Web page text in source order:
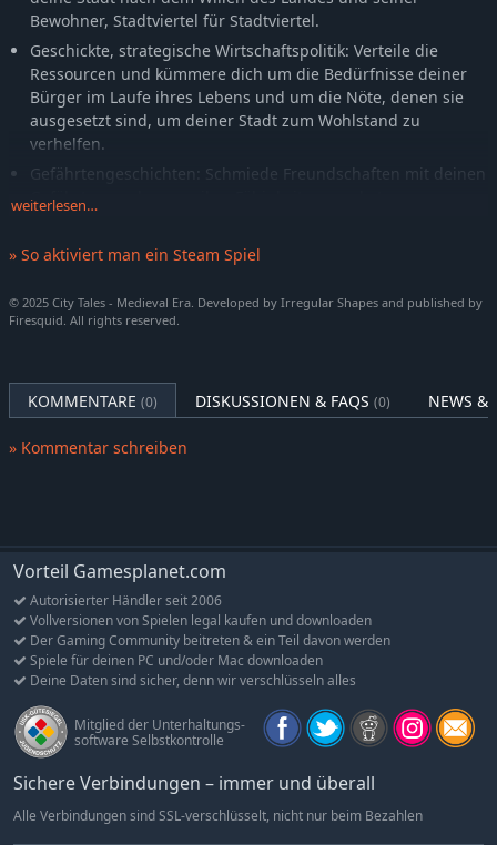
Bewohner, Stadtviertel für Stadtviertel.
Geschickte, strategische Wirtschaftspolitik: Verteile die
Ressourcen und kümmere dich um die Bedürfnisse deiner
Bürger im Laufe ihres Lebens und um die Nöte, denen sie
ausgesetzt sind, um deiner Stadt zum Wohlstand zu
verhelfen.
Gefährtengeschichten: Schmiede Freundschaften mit deinen
Gefährten, verbessere ihre Fähigkeiten, wachst zusammen
Persönlichkeit, eigenen Bedürfnissen sowie eigenem
Erscheinungsbild und erschaffe so eine pulsierende und
EINE STADT, AUF DIE DU STOLZ SEIN KANNST
Natürliches Wachstum, organischer Pfad
Befreie dich von den Fesseln starrer Planung. Erschaffe durch
Landschaft.
Aus allen Schichten
Die Bedürfnisse und Wünsche eines Viertels werden durch
seine Bewohner geprägt. Manche fühlen sich im Wirtshaus am
wohlsten, andere ziehen die andächtige Stille einer Kirche vor.
Entscheidungen.
Schnelle, wirksame Wirtschaft
Lenke die Geschicke einer florierenden Wirtschaft. Verwalte
deine Ressourcen weise, und triff schnelle, strategische
weiterlesen…
» So aktiviert man ein Steam Spiel
© 2025 City Tales - Medieval Era. Developed by Irregular Shapes and published by
Firesquid. All rights reserved.
KOMMENTARE (0) DISKUSSIONEN & FAQS (0) NEWS &
» Kommentar schreiben
Vorteil Gamesplanet.com
Autorisierter Händler seit 2006
Vollversionen von Spielen legal kaufen und downloaden
Der Gaming Community beitreten & ein Teil davon werden
Spiele für deinen PC und/oder Mac downloaden
Deine Daten sind sicher, denn wir verschlüsseln alles
Mitglied der Unterhaltungs-
software Selbstkontrolle
Sichere Verbindungen – immer und überall
Alle Verbindungen sind SSL-verschlüsselt, nicht nur beim Bezahlen